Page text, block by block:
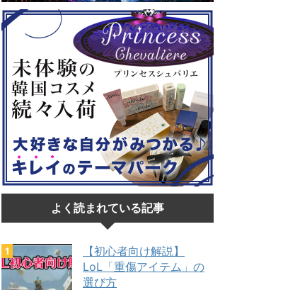
月22日。本戦は9月22日（事前エ ...
よく読まれている記事
【初心者向け解説】
LoL「重傷アイテム」の
選び方